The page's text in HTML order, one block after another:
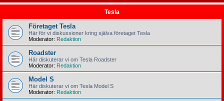
Tesla
Företaget Tesla
Här för vi diskussioner kring själva företaget Tesla
Moderator: Redaktion
Roadster
Här diskuterar vi om Tesla Roadster
Moderator: Redaktion
Model S
Här diskuterar vi om Tesla Model S
Moderator: Redaktion